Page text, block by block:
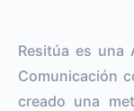
Resitúa es una
Comunicación
creado una